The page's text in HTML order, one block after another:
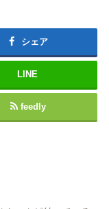
シェア
LINE
feedly